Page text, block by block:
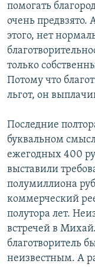
помогать
очень предвзято.
этого, нет
только
Потому что
льгот, он
Последние
буквальном
ежегодных 400
выставили
полумиллиона
коммерческий
полутора лет.
встречей в
благотворитель
неизвестным. А